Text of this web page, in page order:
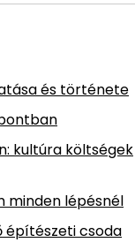
és története
kultúra költségek
minden lépésnél
építészeti csoda